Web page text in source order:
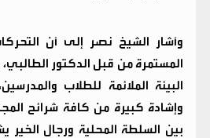
​وأشار الشيخ نصر إلى أن
المستمرة من قبل الدكتور
البيئة الملائمة للطلاب
وإشادة كبيرة من كافة شرائح
بين السلطة المحلية ورجال الخير